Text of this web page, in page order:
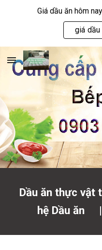
Giá dầu ăn hôm
giá dầu
Dầu ăn thực
hệ Dầu ăn